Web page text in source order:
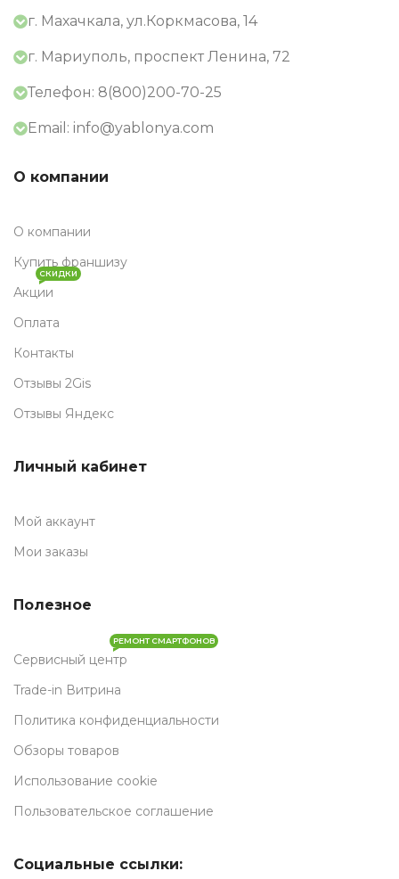
г. Махачкала, ул.Коркмасова, 14
г. Мариуполь, проспект Ленина, 72
Телефон: 8(800)200-70-25
Email: info@yablonya.com
О компании
О компании
Купить франшизу
Акции
СКИДКИ
Оплата
Контакты
Отзывы 2Gis
Отзывы Яндекс
Личный кабинет
Мой аккаунт
Мои заказы
Полезное
Сервисный центр
РЕМОНТ СМАРТФОНОВ
Trade-in Витрина
Политика конфиденциальности
Обзоры товаров
Использование cookie
Пользовательское соглашение
Социальные ссылки: